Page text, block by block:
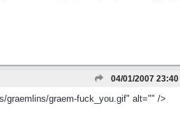
04/01/2007 23:40
graemlins/graem-fuck_you.gif" alt="" />